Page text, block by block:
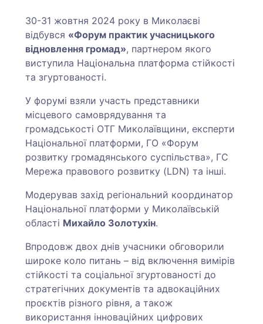
30-31 жовтня 2024 року в Миколаєві
відбувся «Форум практик учасницького
відновлення громад», партнером якого
виступила Національна платформа стійкості
та згуртованості.
У форумі взяли участь представники
місцевого самоврядування та
громадськості ОТГ Миколаївщини, експерти
Національної платформи, ГО «Форум
розвитку громадянського суспільства», ГС
Мережа правового розвитку (LDN) та інші.
Модерував захід регіональний координатор
Національної платформи у Миколаївській
області Михайло Золотухін.
Впродовж двох днів учасники обговорили
широке коло питань – від включення вимірів
стійкості та соціальної згуртованості до
стратегічних документів та адвокаційних
проєктів різного рівня, а також
використання інноваційних цифрових